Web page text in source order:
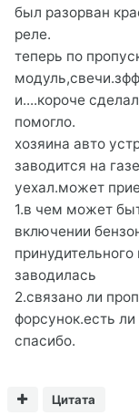
был разорван
реле.
теперь по
и....короче
помогло.
хозяина авто
заводится на
уехал.может
1.в чем может
включении
заводилась
2.связано ли
форсунок.есть
спасибо.
Цитата